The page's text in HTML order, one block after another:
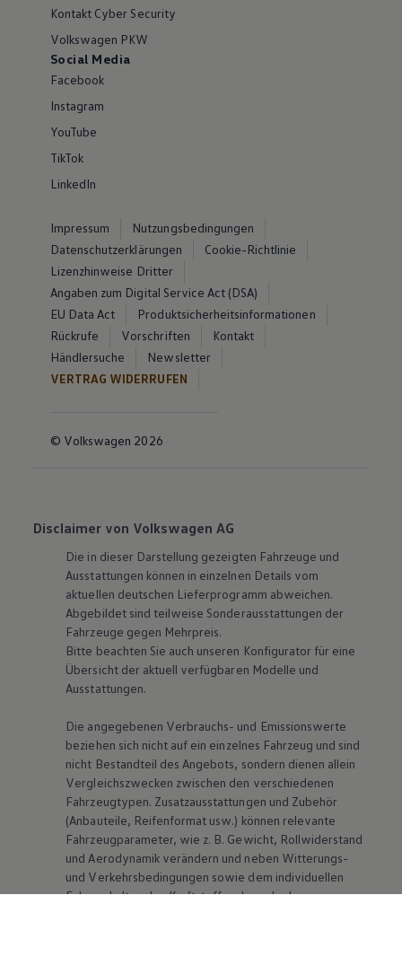
Kontakt Cyber Security
Volkswagen PKW
Social Media
Facebook
Instagram
YouTube
TikTok
LinkedIn
Impressum
Nutzungsbedingungen
Datenschutzerklärungen
Cookie-Richtlinie
Lizenzhinweise Dritter
Angaben zum Digital Service Act (DSA)
EU Data Act
Produktsicherheitsinformationen
Rückrufe
Vorschriften
Kontakt
Händlersuche
Newsletter
VERTRAG WIDERRUFEN
© Volkswagen 2026
Disclaimer von Volkswagen AG
Die in dieser Darstellung gezeigten Fahrzeuge und
Ausstattungen können in einzelnen Details vom
aktuellen deutschen Lieferprogramm abweichen.
Abgebildet sind teilweise Sonderausstattungen der
Fahrzeuge gegen Mehrpreis.
Bitte beachten Sie auch unseren Konfigurator für eine
Übersicht der aktuell verfügbaren Modelle und
Ausstattungen.
Die angegebenen Verbrauchs- und Emissionswerte
beziehen sich nicht auf ein einzelnes Fahrzeug und sind
nicht Bestandteil des Angebots, sondern dienen allein
Vergleichszwecken zwischen den verschiedenen
Fahrzeugtypen. Zusatzausstattungen und Zubehör
(Anbauteile, Reifenformat usw.) können relevante
Fahrzeugparameter, wie z. B. Gewicht, Rollwiderstand
und Aerodynamik verändern und neben Witterungs-
und Verkehrsbedingungen sowie dem individuellen
Fahrverhalten den Kraftstoffverbrauch, den